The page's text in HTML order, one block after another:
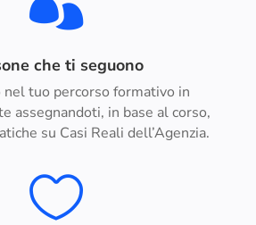
che ti seguono
nel tuo percorso formativo in
assegnandoti, in base al corso,
su Casi Reali dell’Agenzia.
